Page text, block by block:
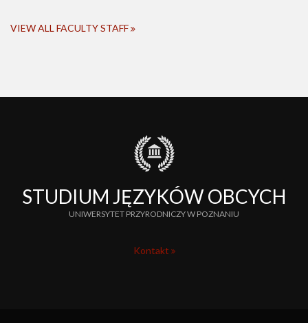
VIEW ALL FACULTY STAFF
STUDIUM JĘZYKÓW OBCYCH
UNIWERSYTET PRZYRODNICZY W POZNANIU
Kontakt